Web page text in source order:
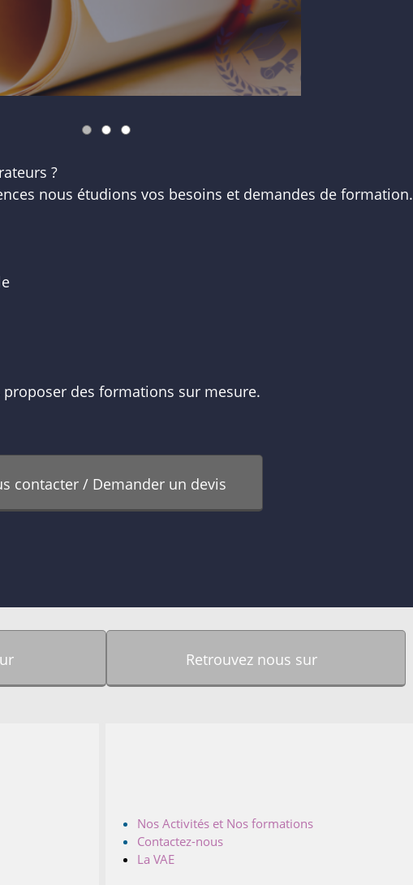
?
nous étudions vos besoins et demandes de formation.
proposer des formations sur mesure.
contacter / Demander un devis
Retrouvez nous sur
Nos Activités et Nos formations
Contactez-nous
La VAE